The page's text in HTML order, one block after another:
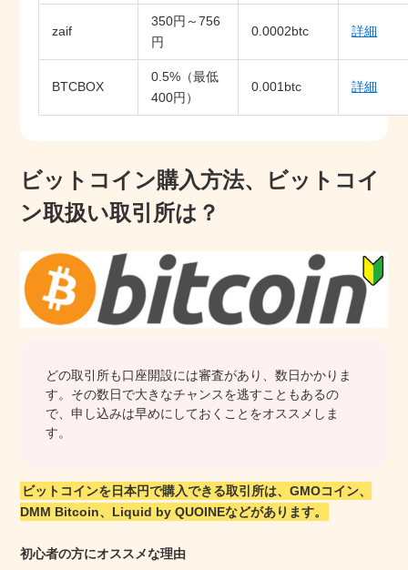
zaif
350円～756
円
0.0002btc 詳細
BTCBOX
0.5%（最低
400円）
0.001btc 詳細
ビットコイン購入方法、ビットコイ
ン取扱い取引所は？
どの取引所も口座開設には審査があり、数日かかりま
す。その数日で大きなチャンスを逃すこともあるの
で、申し込みは早めにしておくことをオススメしま
す。
ビットコインを日本円で購入できる取引所は、GMOコイン、
DMM Bitcoin、Liquid by QUOINEなどがあります。
初心者の方にオススメな理由